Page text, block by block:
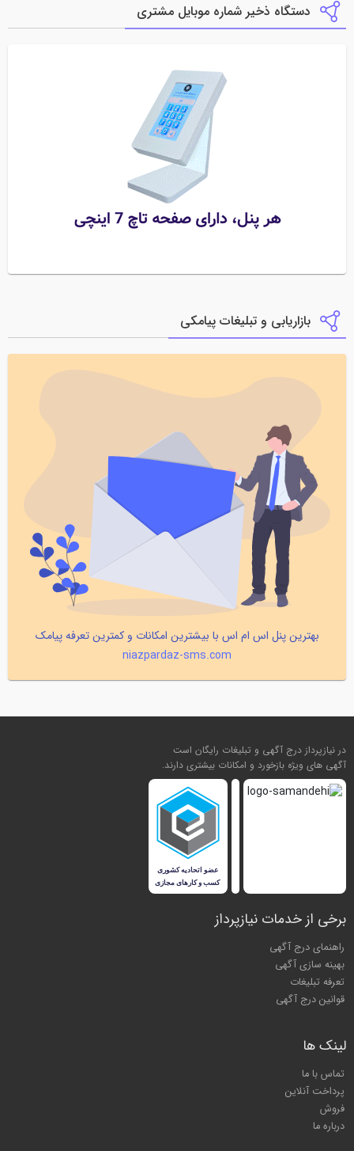
دستگاه ذخیر شماره موبایل مشتری
بازاریابی و تبلیغات پیامکی
بهترین پنل اس ام اس با بیشترین امکانات و کمترین تعرفه پیامک
niazpardaz-sms.com
در نیازپرداز درج آگهی و تبلیغات رایگان است
آگهی های ویژه بازخورد و امکانات بیشتری دارند.
برخی از خدمات نیازپرداز
راهنمای درج آگهی
بهینه سازی آگهی
تعرفه تبلیغات
قوانین درج آگهی
لینک ها
تماس با ما
پرداخت آنلاین
فروش
درباره ما